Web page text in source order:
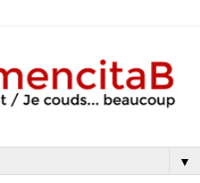
▼